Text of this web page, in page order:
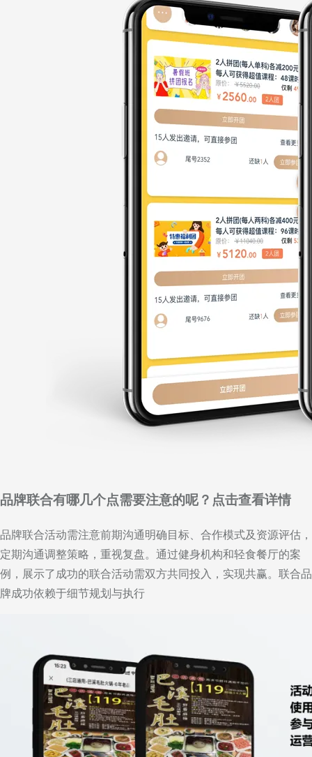
品牌联合有哪几个点需要注意的呢？点击查看详情
品牌联合活动需注意前期沟通明确目标、合作模式及资源评估，
定期沟通调整策略，重视复盘。通过健身机构和轻食餐厅的案
例，展示了成功的联合活动需双方共同投入，实现共赢。联合品
牌成功依赖于细节规划与执行